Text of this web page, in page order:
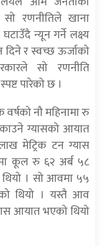
रणनीतिले खाना
न्यून गर्ने लक्ष्य
दिने र स्वच्छ ऊर्जाको
सो रणनीति
पारेको छ ।
नौ महिनामा रु
ग्यासको आयात
मेट्रिक टन ग्यास
कूल रु ६२ अर्ब ५८
। सो आवमा ५५
थियो । यस्तै आव
आयात भएको थियो